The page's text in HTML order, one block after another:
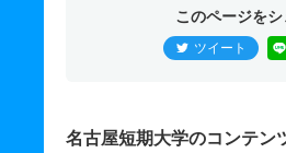
このページをシ
ツイート
名古屋短期大学のコンテン